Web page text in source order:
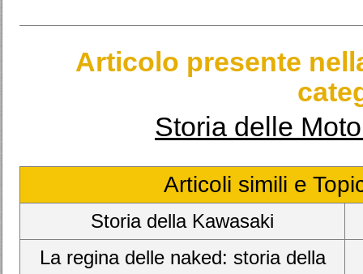
Articolo presente
Storia delle
Articoli simili e
Storia della Kawasaki
La regina delle naked: storia della